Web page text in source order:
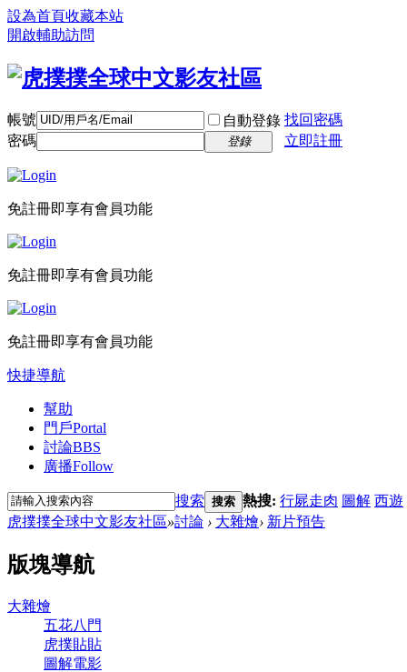
設為首頁收藏本站
開啟輔助訪問
帳號 自動登錄 找回密碼
密碼
登錄 立即註冊
免註冊即享有會員功能
免註冊即享有會員功能
免註冊即享有會員功能
快捷導航
幫助
門戶Portal
討論BBS
廣播Follow
搜索 搜索 熱搜: 行屍走肉 圖解 西遊
虎撲撲全球中文影友社區»討論 › 大雜燴› 新片預告
版塊導航
大雜燴
五花八門
虎撲貼貼
圖解電影